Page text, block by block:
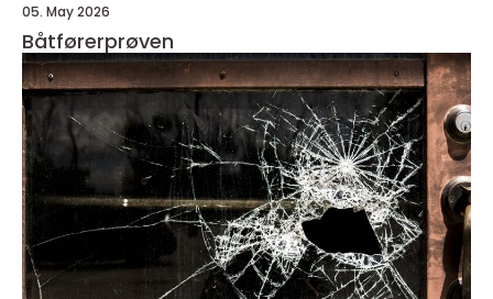
05. May 2026
Båtførerprøven